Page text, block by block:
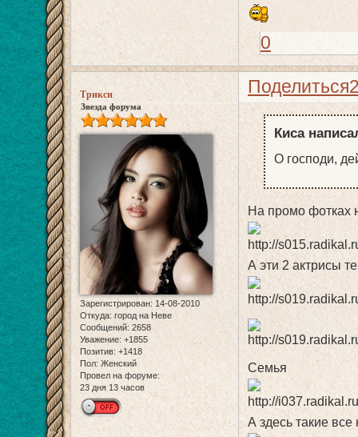
0
Поделиться
Трикси
Звезда форума
Зарегистрирован: 14-08-2010
Откуда: город на Неве
Сообщений: 2658
Уважение: +1855
Позитив: +1418
Пол: Женский
Провел на форуме:
23 дня 13 часов
Киса
О господи,
На промо фотках
А эти 2 актрисы
Семья
А здесь такие все